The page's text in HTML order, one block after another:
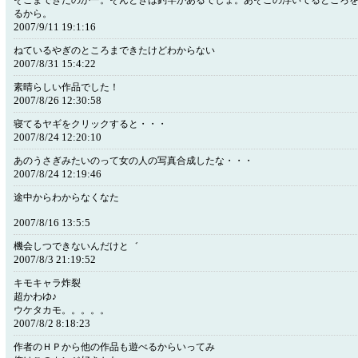
るから。
2007/9/11 19:1:16
ねているやぎのところまできたけどわからない
2007/8/31 15:4:22
素晴らしい作品でした！
2007/8/26 12:30:58
寝てるヤギをクリックすると・・・
2007/8/24 12:20:10
あのうさぎみたいのって女の人の写真合成したな・・・
2007/8/24 12:19:46
途中からわからなくなた
2007/8/16 13:5:5
機会しつできないんだけと゛
2007/8/3 21:19:52
キモキャラ炸裂
超かわゆ♪
ウケタカモ。。。。。
2007/8/2 8:18:23
作者のＨＰから他の作品も遊べるからいってみ